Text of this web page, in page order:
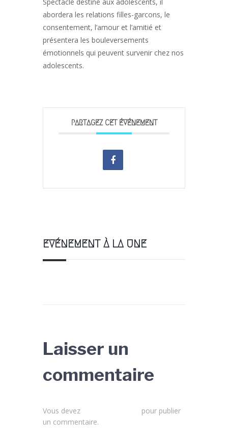
abordera les relations filles-garcons, le
consentement, l’amour et l’amitié et
présentera les bouleversements
émotionnels qui peuvent survenir chez nos
adolescents.
PARTAGEZ CET ÉVÉNEMENT
EVÉNEMENT À LA UNE
Laisser un
commentaire
Vous devez
pour publier
un commentaire.